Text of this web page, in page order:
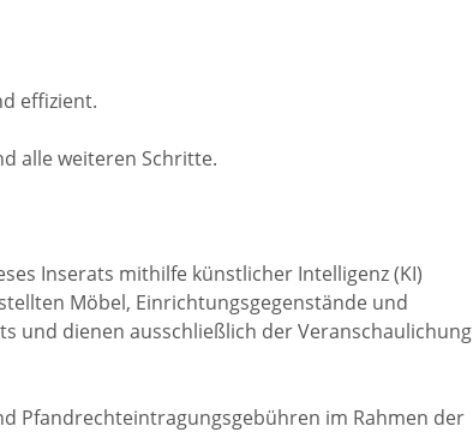
effizient.
alle weiteren Schritte.
Inserats mithilfe künstlicher Intelligenz (KI)
Möbel, Einrichtungsgegenstände und
und dienen ausschließlich der Veranschaulichung
Pfandrechteintragungsgebühren im Rahmen der